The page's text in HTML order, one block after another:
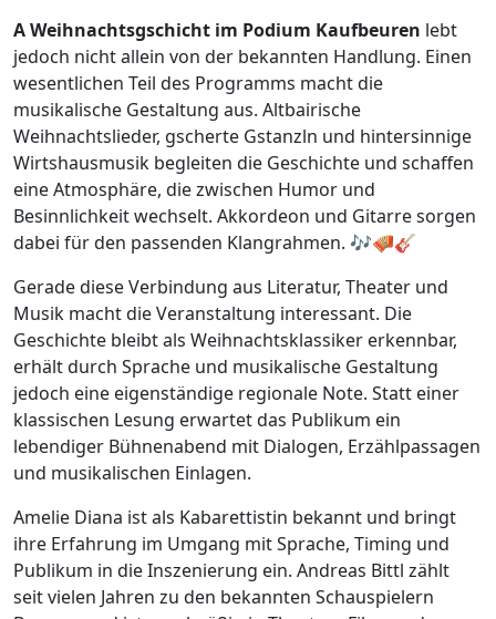
A Weihnachtsgschicht im Podium Kaufbeuren lebt
jedoch nicht allein von der bekannten Handlung. Einen
wesentlichen Teil des Programms macht die
musikalische Gestaltung aus. Altbairische
Weihnachtslieder, gscherte Gstanzln und hintersinnige
Wirtshausmusik begleiten die Geschichte und schaffen
eine Atmosphäre, die zwischen Humor und
Besinnlichkeit wechselt. Akkordeon und Gitarre sorgen
dabei für den passenden Klangrahmen. 🎶🪗🎸
Gerade diese Verbindung aus Literatur, Theater und
Musik macht die Veranstaltung interessant. Die
Geschichte bleibt als Weihnachtsklassiker erkennbar,
erhält durch Sprache und musikalische Gestaltung
jedoch eine eigenständige regionale Note. Statt einer
klassischen Lesung erwartet das Publikum ein
lebendiger Bühnenabend mit Dialogen, Erzählpassagen
und musikalischen Einlagen.
Amelie Diana ist als Kabarettistin bekannt und bringt
ihre Erfahrung im Umgang mit Sprache, Timing und
Publikum in die Inszenierung ein. Andreas Bittl zählt
seit vielen Jahren zu den bekannten Schauspielern